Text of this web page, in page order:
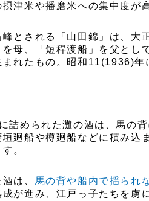
津米や播磨米への集中度が
とされる「山田錦」は、大
母、「短稈渡船」を父とし
まれたもの。昭和11(1936)年
詰められた灘の酒は、馬の
垣廻船や樽廻船などに積み込
。
は、 馬の背や船内で揺られ
が進み、江戸っ子たちを虜